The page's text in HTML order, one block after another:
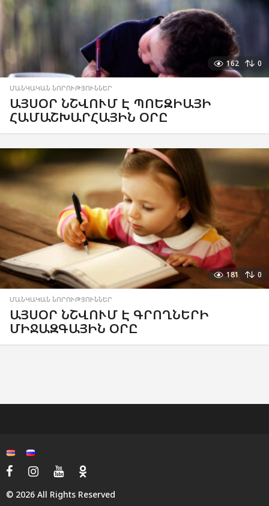
162 0
ՄԱՆԿԱԿԱՆ ՆՈՐՈՒԹՅՈՒՆՆԵՐ
ԱՅՍՕՐ ՆՇՎՈՒՄ Է ՊՈԵԶԻԱՅԻ
ՀԱՄԱՇԽԱՐՀԱՅԻՆ ՕՐԸ
181 0
ՄԱՆԿԱԿԱՆ ՆՈՐՈՒԹՅՈՒՆՆԵՐ
ԱՅՍՕՐ ՆՇՎՈՒՄ Է ԳՐՈՂՆԵՐԻ
ՄԻՋԱԶԳԱՅԻՆ ՕՐԸ
© 2026 All Rights Reserved